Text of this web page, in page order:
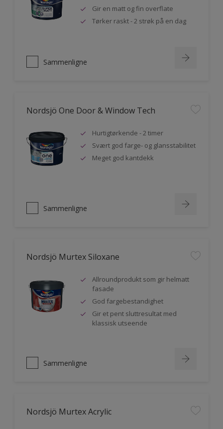
Gir en matt og fin overflate
Tørker raskt - 2 strøk på en dag
Sammenligne
Nordsjö One Door & Window Tech
Hurtigtørkende - 2 timer
Svært god farge- og glansstabilitet
Meget god kantdekk
Sammenligne
Nordsjö Murtex Siloxane
Allroundprodukt som gir helmatt
fasade
God fargebestandighet
Gir et pent sluttresultat med
klassisk utseende
Sammenligne
Nordsjö Murtex Acrylic